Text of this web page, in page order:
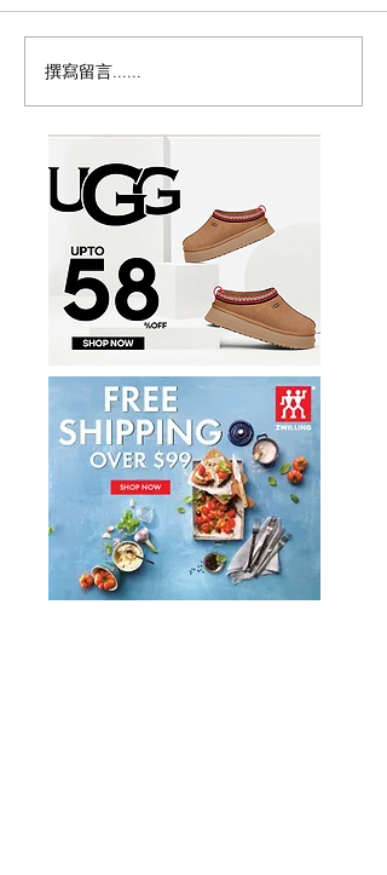
密西沙加香港節8月15至16
日載譽歸來免費禮品、地
道美食、全新電影專區、
兒童遊樂區及世港盃賽
事 六大亮點登場
撰寫留言......